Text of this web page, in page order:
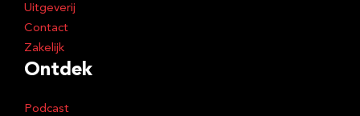
Uitgeverij
Contact
Zakelijk
Ontdek
Podcast